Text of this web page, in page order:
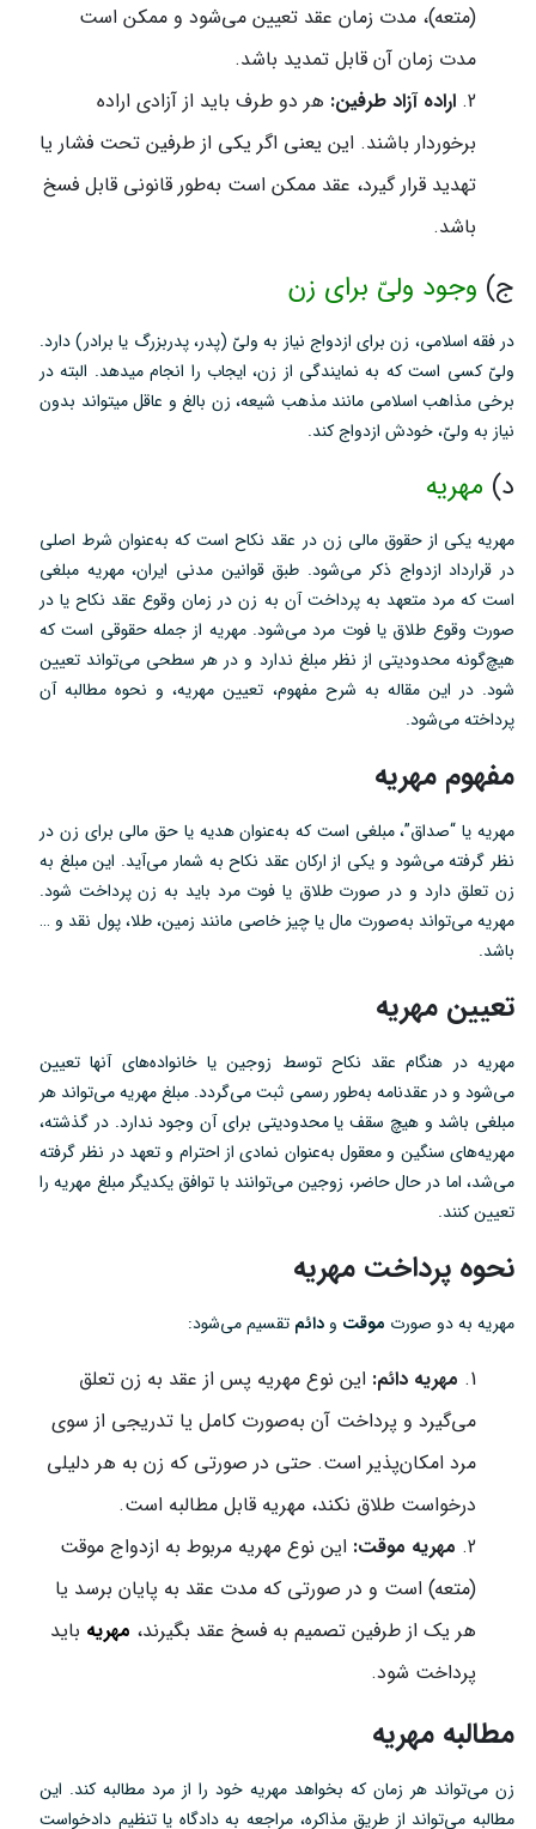
(متعه)، مدت زمان عقد تعیین می‌شود و ممکن است
مدت زمان آن قابل تمدید باشد.
اراده آزاد طرفین: هر دو طرف باید از آزادی اراده
برخوردار باشند. این یعنی اگر یکی از طرفین تحت فشار یا
تهدید قرار گیرد، عقد ممکن است به‌طور قانونی قابل فسخ
باشد.
ج) وجود ولیّ برای زن
در فقه اسلامی، زن برای ازدواج نیاز به ولیّ (پدر، پدربزرگ یا برادر) دارد.
ولیّ کسی است که به نمایندگی از زن، ایجاب را انجام میدهد. البته در
برخی مذاهب اسلامی مانند مذهب شیعه، زن بالغ و عاقل میتواند بدون
نیاز به ولیّ، خودش ازدواج کند.
د) مهریه
مهریه یکی از حقوق مالی زن در عقد نکاح است که به‌عنوان شرط اصلی
در قرارداد ازدواج ذکر می‌شود. طبق قوانین مدنی ایران، مهریه مبلغی
است که مرد متعهد به پرداخت آن به زن در زمان وقوع عقد نکاح یا در
صورت وقوع طلاق یا فوت مرد می‌شود. مهریه از جمله حقوقی است که
هیچ‌گونه محدودیتی از نظر مبلغ ندارد و در هر سطحی می‌تواند تعیین
شود. در این مقاله به شرح مفهوم، تعیین مهریه، و نحوه مطالبه آن
پرداخته می‌شود.
مفهوم مهریه
مهریه یا “صداق”، مبلغی است که به‌عنوان هدیه یا حق مالی برای زن در
نظر گرفته می‌شود و یکی از ارکان عقد نکاح به شمار می‌آید. این مبلغ به
زن تعلق دارد و در صورت طلاق یا فوت مرد باید به زن پرداخت شود.
مهریه می‌تواند به‌صورت مال یا چیز خاصی مانند زمین، طلا، پول نقد و …
باشد.
تعیین مهریه
مهریه در هنگام عقد نکاح توسط زوجین یا خانواده‌های آنها تعیین
می‌شود و در عقدنامه به‌طور رسمی ثبت می‌گردد. مبلغ مهریه می‌تواند هر
مبلغی باشد و هیچ سقف یا محدودیتی برای آن وجود ندارد. در گذشته،
مهریه‌های سنگین و معقول به‌عنوان نمادی از احترام و تعهد در نظر گرفته
می‌شد، اما در حال حاضر، زوجین می‌توانند با توافق یکدیگر مبلغ مهریه را
تعیین کنند.
نحوه پرداخت مهریه
مهریه به دو صورت موقت و دائم تقسیم می‌شود:
مهریه دائم: این نوع مهریه پس از عقد به زن تعلق
می‌گیرد و پرداخت آن به‌صورت کامل یا تدریجی از سوی
مرد امکان‌پذیر است. حتی در صورتی که زن به هر دلیلی
درخواست طلاق نکند، مهریه قابل مطالبه است.
مهریه موقت: این نوع مهریه مربوط به ازدواج موقت
(متعه) است و در صورتی که مدت عقد به پایان برسد یا
هر یک از طرفین تصمیم به فسخ عقد بگیرند، مهریه باید
پرداخت شود.
مطالبه مهریه
زن می‌تواند هر زمان که بخواهد مهریه خود را از مرد مطالبه کند. این
مطالبه می‌تواند از طریق مذاکره، مراجعه به دادگاه یا تنظیم دادخواست